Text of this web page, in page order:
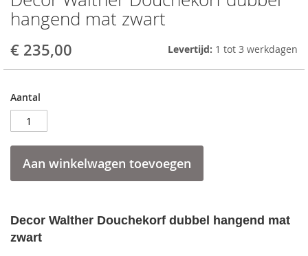
hangend mat zwart
€ 235,00 Levertijd: 1 tot 3 werkdagen
Aantal
Aan winkelwagen toevoegen
Decor Walther Douchekorf dubbel hangend mat
zwart
to
the
of
gallery